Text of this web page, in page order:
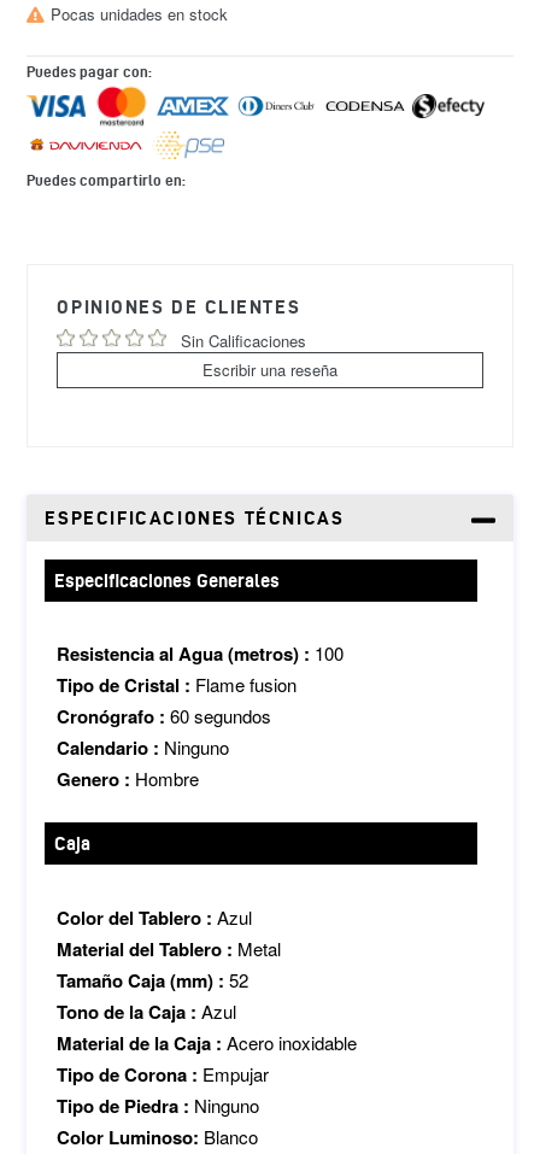
Pocas unidades en stock
Puedes pagar con:
Puedes compartirlo en:
carrito
OPINIONES DE CLIENTES
Sin Calificaciones
Escribir una reseña
ESPECIFICACIONES TÉCNICAS
Especificaciones Generales
Resistencia al Agua (metros) : 100
Tipo de Cristal : Flame fusion
Cronógrafo :60 segundos
Calendario : Ninguno
Genero : Hombre
Caja
Color del Tablero :Azul
Material del Tablero : Metal
Tamaño Caja (mm) :52
Tono de la Caja :Azul
Material de la Caja :Acero inoxidable
Tipo de Corona : Empujar
Tipo de Piedra : Ninguno
Color Luminoso: Blanco